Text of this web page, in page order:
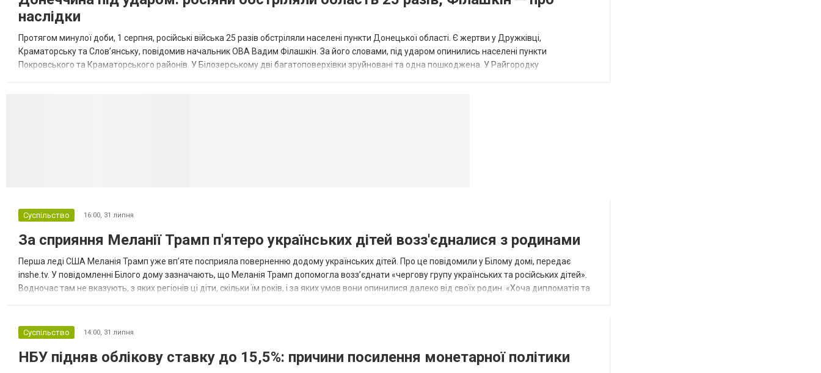
наслідки
Протягом минулої доби, 1 серпня, російські війська 25 разів обстріляли населені пункти Донецької області. Є жертви у Дружківці,
Краматорську та Слов’янську, повідомив начальник ОВА Вадим Філашкін. За його словами, під ударом опинились населені пункти
Покровського та Краматорського районів. У Білозерському дві багатоповерхівки зруйновані та одна пошкоджена. У Райгородку
Суспільство 16:00, 31 липня
За сприяння Меланії Трамп п'ятеро українських дітей возз'єдналися з родинами
Перша леді США Меланія Трамп уже впʼяте посприяла поверненню додому українських дітей. Про це повідомили у Білому домі, передає
inshe.tv. У повідомленні Білого дому зазначають, що Меланія Трамп допомогла возз’єднати «чергову групу українських та російських дітей».
Водночас там не вказують, з яких регіонів ці діти, скільки їм років, і за яких умов вони опинилися далеко від своїх родин. «Хоча дипломатія та
Суспільство 14:00, 31 липня
НБУ підняв облікову ставку до 15,5%: причини посилення монетарної політики